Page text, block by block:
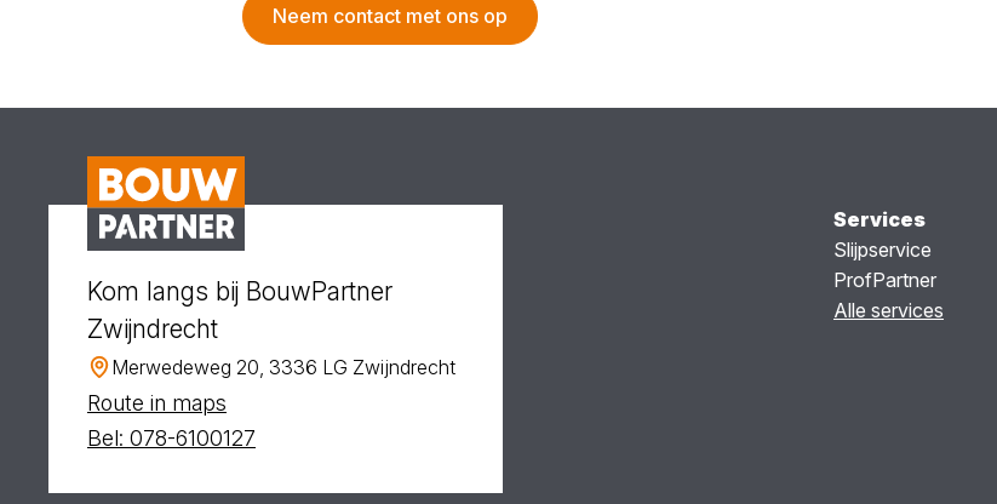
Neem contact met ons op
Kom langs bij BouwPartner
Zwijndrecht
Merwedeweg 20, 3336 LG Zwijndrecht
Route in maps
Bel: 078-6100127
Services
Slijpservice
ProfPartner
Alle services